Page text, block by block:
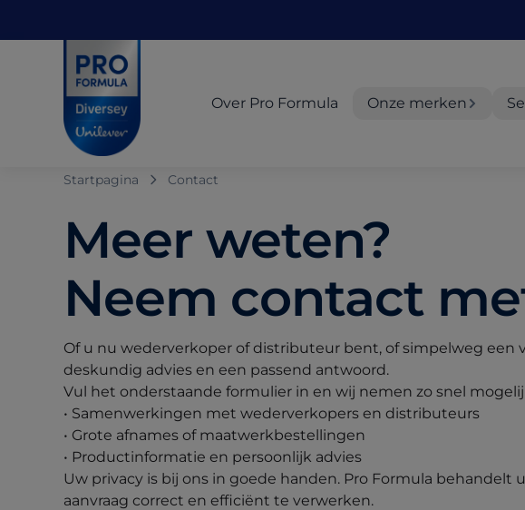
Over Pro Formula Onze merken
Startpagina Contact
Meer weten?
Neem contact
Of u nu wederverkoper of distributeur bent, of simpelweg een
deskundig advies en een passend antwoord.
Vul het onderstaande formulier in en wij nemen zo snel
• Samenwerkingen met wederverkopers en distributeurs
• Grote afnames of maatwerkbestellingen
• Productinformatie en persoonlijk advies
Uw privacy is bij ons in goede handen. Pro Formula
aanvraag correct en efficiënt te verwerken.